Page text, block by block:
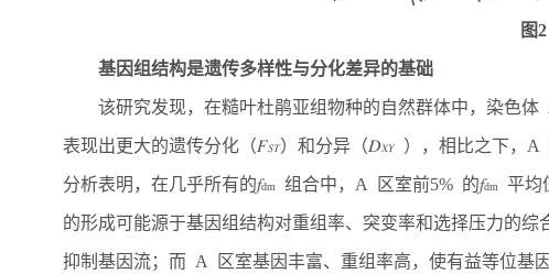
图2
基因组结构是遗传多样性与分化差异的基础
该研究发现，在糙叶杜鹃亚组物种的自然群体中，染色
表现出更大的遗传分化（𝐹𝑆𝑇）和分异（𝐷𝑋𝑌 ），相比之下，A
分析表明，在几乎所有的𝑓dm 组合中，A 区室前5% 的𝑓dm 平均
的形成可能源于基因组结构对重组率、突变率和选择压力的
抑制基因流；而 A 区室基因丰富、重组率高，使有益等位基